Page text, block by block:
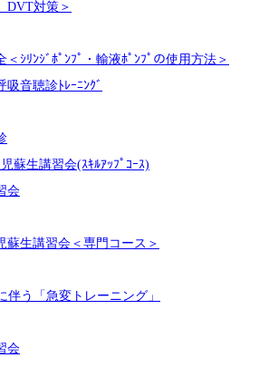
DVT対策＞
ｼﾘﾝｼﾞﾎﾟﾝﾌﾟ・輸液ﾎﾟﾝﾌﾟの使用方法＞
音聴診ﾄﾚｰﾆﾝｸﾞ
蘇生講習会(ｽｷﾙｱｯﾌﾟｺｰｽ)
会
蘇生講習会＜専門コース＞
伴う「急変トレーニング」
会